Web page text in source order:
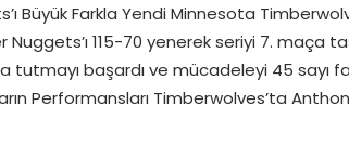
Büyük Farkla Yendi Minnesota
115-70 yenerek seriyi 7. maça
tutmayı başardı ve mücadeleyi 45 sayı
Performansları Timberwolves’ta